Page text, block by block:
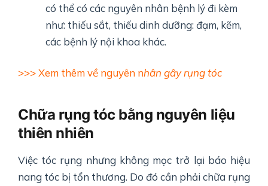
có thể có các nguyên nhân bệnh lý đi kèm
như: thiếu sắt, thiếu dinh dưỡng: đạm, kẽm,
các bệnh lý nội khoa khác.
>>> Xem thêm về nguyên nhân gây rụng tóc
Chữa rụng tóc bằng nguyên liệu
thiên nhiên
Việc tóc rụng nhưng không mọc trở lại báo hiệu
nang tóc bị tổn thương. Do đó cần phải chữa rụng